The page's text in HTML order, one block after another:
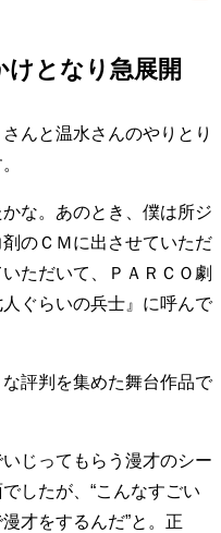
ティン
土台
いう選択
となり急展開
んと温水さんのやりとり
な。あのとき、僕は所ジ
のＣＭに出させていただ
ただいて、ＰＡＲＣＯ劇
ぐらいの兵士』に呼んで
評判を集めた舞台作品で
じってもらう漫才のシー
したが、“こんなすごい
才をするんだ”と。正